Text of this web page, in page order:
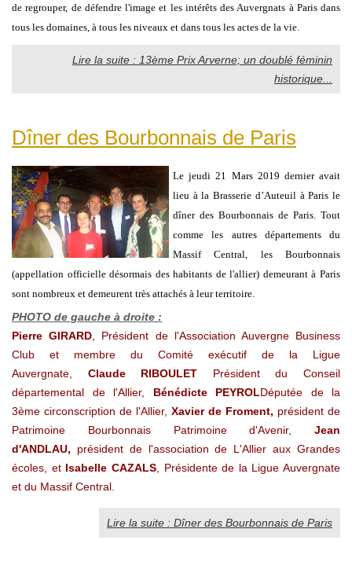
de regrouper, de défendre l'image et les intérêts des Auvergnats à Paris dans
tous les domaines, à tous les niveaux et dans tous les actes de la vie.
Lire la suite : 13ème Prix Arverne; un doublé féminin
historique...
Dîner des Bourbonnais de Paris
Le jeudi 21 Mars 2019 dernier avait
lieu à la Brasserie d’Auteuil à Paris le
dîner des Bourbonnais de Paris. Tout
comme les autres départements du
Massif Central, les Bourbonnais
(appellation officielle désormais des habitants de l'allier) demeurant à Paris
sont nombreux et demeurent très attachés à leur territoire.
PHOTO de gauche à droite :
Pierre GIRARD , Président de l'Association Auvergne Business
Club et membre du Comité exécutif de la Ligue
Auvergnate, Claude RIBOULET Président du Conseil
départemental de l'Allier, Bénédicte PEYROLDéputée de la
3ème circonscription de l'Allier, Xavier de Froment, président de
Patrimoine Bourbonnais
Patrimoine d'Avenir,
Jean
d'ANDLAU, président de l'association de L'Allier aux Grandes
écoles, etIsabelle CAZALS, Présidente de la Ligue Auvergnate
et du Massif Central.
Lire la suite : Dîner des Bourbonnais de Paris